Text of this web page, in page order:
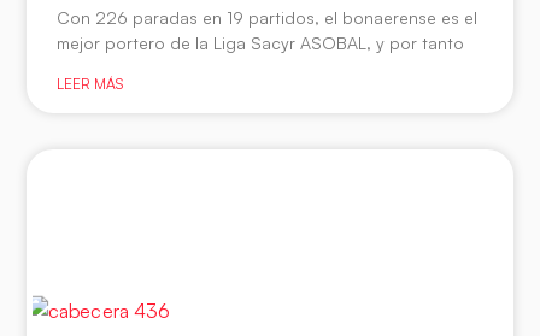
Con 226 paradas en 19 partidos, el bonaerense es el
mejor portero de la Liga Sacyr ASOBAL, y por tanto
LEER MÁS